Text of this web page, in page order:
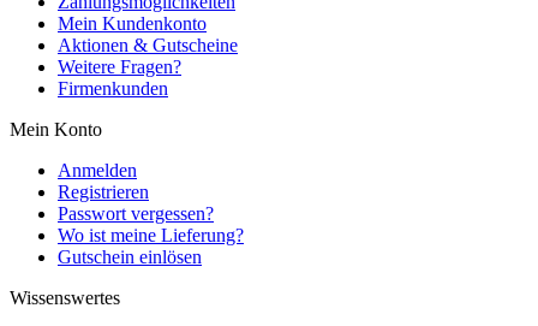
Mein Kundenkonto
Aktionen & Gutscheine
Weitere Fragen?
Firmenkunden
Mein Konto
Anmelden
Registrieren
Passwort vergessen?
Wo ist meine Lieferung?
Gutschein einlösen
Wissenswertes